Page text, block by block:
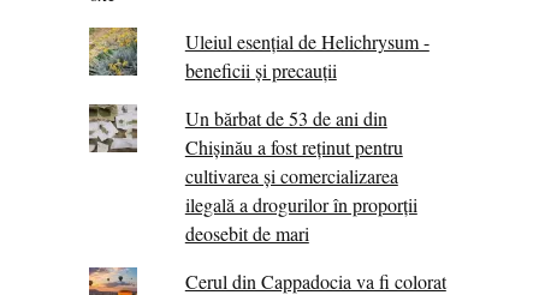
Uleiul esențial de Helichrysum -
beneficii și precauții
Un bărbat de 53 de ani din
Chișinău a fost reținut pentru
cultivarea și comercializarea
ilegală a drogurilor în proporții
deosebit de mari
Cerul din Cappadocia va fi colorat